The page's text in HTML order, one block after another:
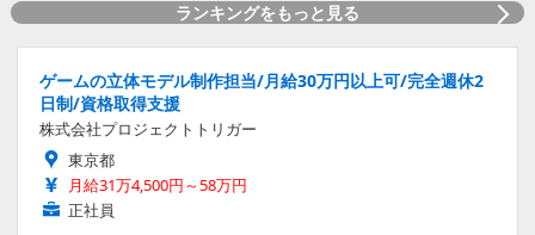
ランキングをもっと見る
ゲームの立体モデル制作担当/月給30万円以上可/完全週休2
日制/資格取得支援
株式会社プロジェクトトリガー
東京都
月給31万4,500円～58万円
正社員